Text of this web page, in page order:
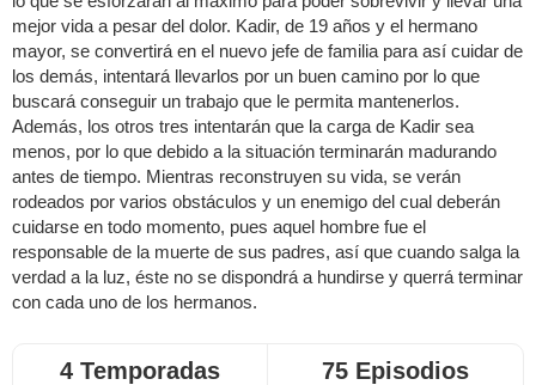
mejor vida a pesar del dolor. Kadir, de 19 años y el hermano
mayor, se convertirá en el nuevo jefe de familia para así cuidar de
los demás, intentará llevarlos por un buen camino por lo que
buscará conseguir un trabajo que le permita mantenerlos.
Además, los otros tres intentarán que la carga de Kadir sea
menos, por lo que debido a la situación terminarán madurando
antes de tiempo. Mientras reconstruyen su vida, se verán
rodeados por varios obstáculos y un enemigo del cual deberán
cuidarse en todo momento, pues aquel hombre fue el
responsable de la muerte de sus padres, así que cuando salga la
verdad a la luz, éste no se dispondrá a hundirse y querrá terminar
con cada uno de los hermanos.
4 Temporadas 75 Episodios